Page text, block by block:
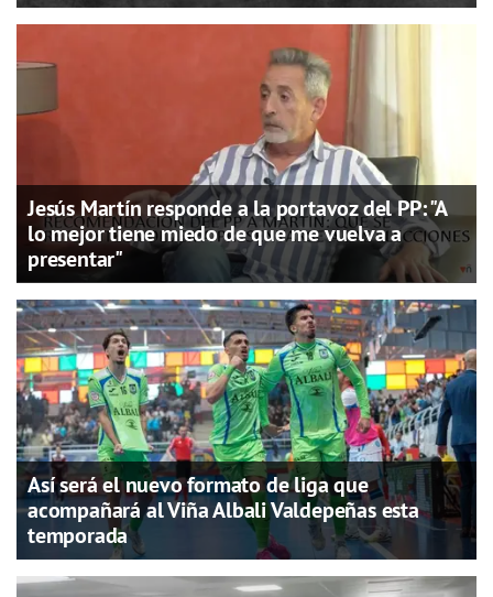
Jesús Martín responde a la portavoz del PP: "A
lo mejor tiene miedo de que me vuelva a
presentar"
Así será el nuevo formato de liga que
acompañará al Viña Albali Valdepeñas esta
temporada